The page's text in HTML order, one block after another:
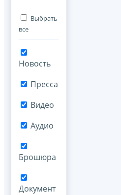
Выбрать
все
Новость
Пресса
Видео
Аудио
Брошюра
Документ